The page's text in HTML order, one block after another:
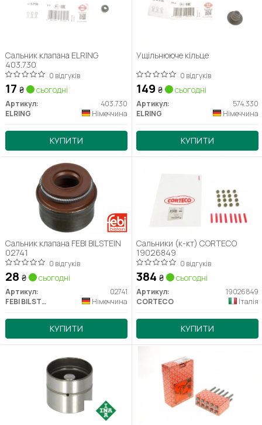
Сальник клапана ELRING
403.730
0 відгуків
17 ₴ сьогодні
Артикул:
403.730
ELRING
Німеччина
КУПИТИ
Ущільнююче кільце
0 відгуків
149 ₴ сьогодні
Артикул:
574.330
ELRING
Німеччина
КУПИТИ
Сальник клапана FEBI BILSTEIN
02741
0 відгуків
28 ₴ сьогодні
Артикул:
02741
FEBI BILSTEIN
Німеччина
КУПИТИ
Сальники (к-кт) CORTECO
19026849
0 відгуків
384 ₴ сьогодні
Артикул:
19026849
CORTECO
Італія
КУПИТИ